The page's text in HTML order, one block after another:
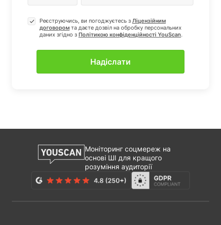
Реєструючись, ви погоджуєтесь з Ліцензійним
договором та даєте дозвіл на обробку персональних
даних згiдно з Полiтикою конфіденцiйностi YouScan.
Моніторинг соцмереж на
основі ШІ для кращого
розуміння аудиторії